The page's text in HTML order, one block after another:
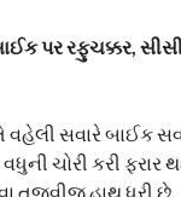
પર રફુચક્કર,
સવારે બાઈક
ચોરી કરી ફરાર
તજવીજ હાથ ધરી છે.